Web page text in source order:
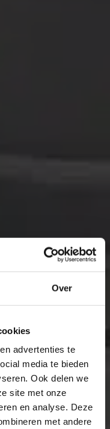
Over
advertenties te
media te bieden
Ook delen we
site met onze
en analyse. Deze
met andere